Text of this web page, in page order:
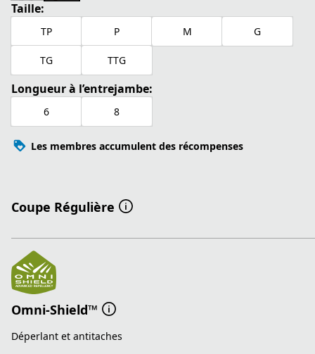
Taille:
TP P M G
TG TTG
Longueur à l’entrejambe:
6 8
Les membres accumulent des récompenses
Coupe Régulière
Omni-Shield™
Déperlant et antitaches